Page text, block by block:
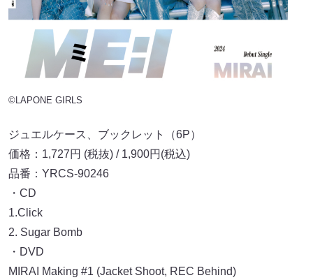
©LAPONE GIRLS
ジュエルケース、ブックレット（6P）
価格：1,727円 (税抜) / 1,900円(税込)
品番：YRCS-90246
・CD
1.Click
2. Sugar Bomb
・DVD
MIRAI Making #1 (Jacket Shoot, REC Behind)